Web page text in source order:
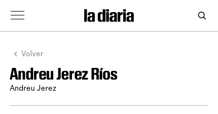
Volver
Andreu Jerez Ríos
Andreu Jerez